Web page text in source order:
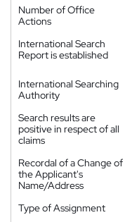
Number of Office
Actions
International Search
Report is established
International Searching
Authority
Search results are
positive in respect of all
claims
Recordal of a Change of
the Applicant's
Name/Address
Type of Assignment